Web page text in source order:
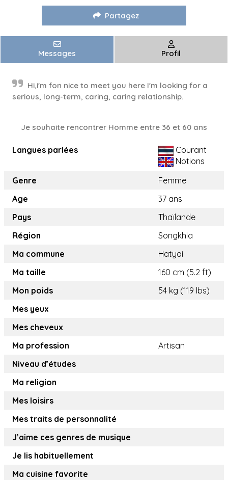
Partagez
Messages Profil
Hi,i'm fon nice to meet you here I'm looking for a
serious, long-term, caring, caring relationship.
Je souhaite rencontrer Homme entre 36 et 60 ans
Langues parlées
Courant
Notions
Genre
Femme
Age
37 ans
Pays
Thaïlande
Région
Songkhla
Ma commune
Hatyai
Ma taille
160 cm (5.2 ft)
Mon poids
54 kg (119 lbs)
Mes yeux
Mes cheveux
Ma profession
Artisan
Niveau d’études
Ma religion
Mes loisirs
Mes traits de personnalité
J’aime ces genres de musique
Je lis habituellement
Ma cuisine favorite